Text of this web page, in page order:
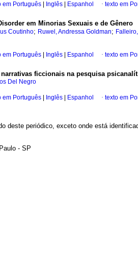
em Português Inglês Espanhol · texto em
em Minorias Sexuais e de Gênero
Coutinho; Ruwel, Andressa Goldman;
em Português Inglês Espanhol · texto em
ficcionais na pesquisa
Del Negro
em Português Inglês Espanhol · texto em
deste periódico, exceto onde está
- SP